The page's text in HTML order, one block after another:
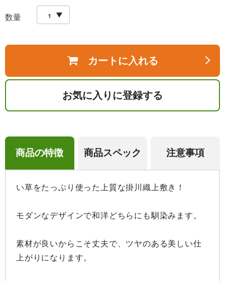
数量
カートに入れる
お気に入りに登録する
商品の特徴 商品スペック 注意事項
い草をたっぷり使った上質な掛川織上敷き！
モダンなデザインで和洋どちらにも馴染みます。
素材が良いからこそ丈夫で、ツヤのある美しい仕
上がりになります。